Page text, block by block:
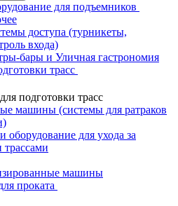
для подъемников
доступа (турникеты,
входа)
бары и Уличная гастрономия
трасс
подготовки трасс
машины (системы для ратраков
для ухода за
машины
проката